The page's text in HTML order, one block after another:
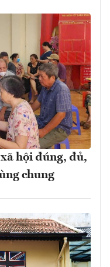
hội đúng, đủ,
chung